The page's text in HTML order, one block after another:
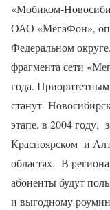
«Мобиком-
ОАО «МегаФон»,
Федеральном
фрагмента сети
года.
станут
этапе, в 2004 году,
Красноярском и
областях. В
абоненты будут
и выгодному